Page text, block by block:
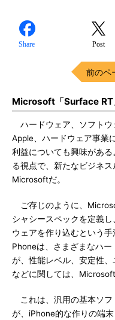
Share Post
前のペ
Microsoft「Surface RT
ハードウェア、ソフトウ
Apple、ハードウェア事業
利益についても興味があ
る視点で、新たなビジネ
Microsoftだ。
ご存じのように、
シャシースペックを定義
ウェアを作り込むという
Phoneは、さまざまなハ
が、性能レベル、安定性
などに関しては、
これは、汎用の基本ソ
が、iPhone的な作りの端